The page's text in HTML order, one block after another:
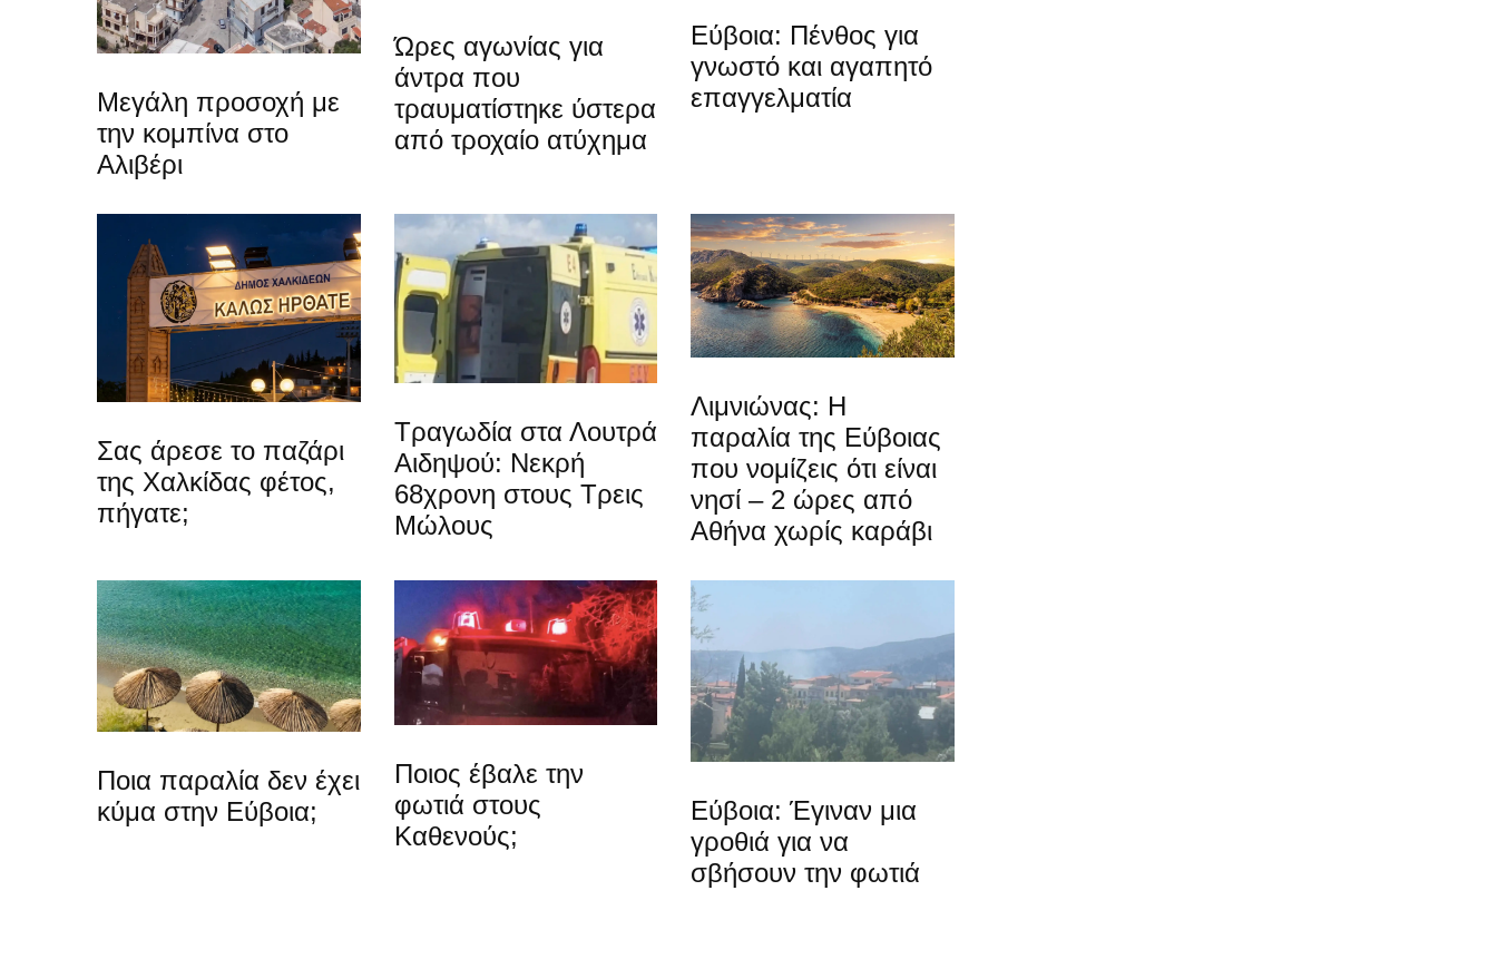
Μεγάλη προσοχή με
την κομπίνα στο
Αλιβέρι
Ώρες αγωνίας για
άντρα που
τραυματίστηκε ύστερα
από τροχαίο ατύχημα
Εύβοια: Πένθος για
γνωστό και αγαπητό
επαγγελματία
Σας άρεσε το παζάρι
της Χαλκίδας φέτος,
πήγατε;
Τραγωδία στα Λουτρά
Αιδηψού: Νεκρή
68χρονη στους Τρεις
Μώλους
Λιμνιώνας: Η
παραλία της Εύβοιας
που νομίζεις ότι είναι
νησί – 2 ώρες από
Αθήνα χωρίς καράβι
Ποια παραλία δεν έχει
κύμα στην Εύβοια;
Ποιος έβαλε την
φωτιά στους
Καθενούς;
Εύβοια: Έγιναν μια
γροθιά για να
σβήσουν την φωτιά